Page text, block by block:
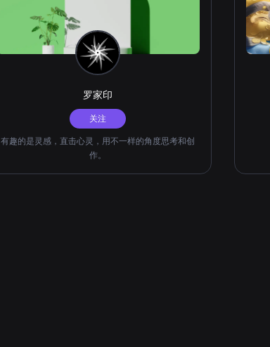
罗家印
关注
有趣的是灵感，直击心灵，用不一样的角度思考和创
作。